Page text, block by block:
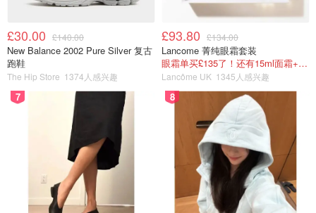
£30.00 £140.00
New Balance 2002 Pure Silver 复古
跑鞋
The Hip Store 1374人感兴趣
£93.80 £134.00
Lancome 菁纯眼霜套装
眼霜单买£135了！还有15ml面霜+5ml精华~！
Lancôme UK 1345人感兴趣
7 8